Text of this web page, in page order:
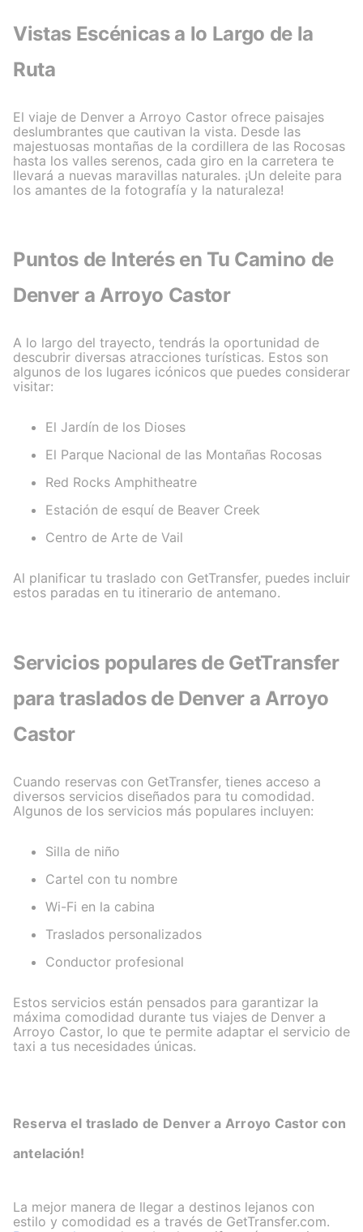
Vistas Escénicas a lo Largo de la
Ruta
El viaje de Denver a Arroyo Castor ofrece paisajes
deslumbrantes que cautivan la vista. Desde las
majestuosas montañas de la cordillera de las Rocosas
hasta los valles serenos, cada giro en la carretera te
llevará a nuevas maravillas naturales. ¡Un deleite para
los amantes de la fotografía y la naturaleza!
Puntos de Interés en Tu Camino de
Denver a Arroyo Castor
A lo largo del trayecto, tendrás la oportunidad de
descubrir diversas atracciones turísticas. Estos son
algunos de los lugares icónicos que puedes considerar
visitar:
El Jardín de los Dioses
El Parque Nacional de las Montañas Rocosas
Red Rocks Amphitheatre
Estación de esquí de Beaver Creek
Centro de Arte de Vail
Al planificar tu traslado con GetTransfer, puedes incluir
estos paradas en tu itinerario de antemano.
Servicios populares de GetTransfer
para traslados de Denver a Arroyo
Castor
Cuando reservas con GetTransfer, tienes acceso a
diversos servicios diseñados para tu comodidad.
Algunos de los servicios más populares incluyen:
Silla de niño
Cartel con tu nombre
Wi-Fi en la cabina
Traslados personalizados
Conductor profesional
Estos servicios están pensados para garantizar la
máxima comodidad durante tus viajes de Denver a
Arroyo Castor, lo que te permite adaptar el servicio de
taxi a tus necesidades únicas.
Reserva el traslado de Denver a Arroyo Castor con
antelación!
La mejor manera de llegar a destinos lejanos con
estilo y comodidad es a través de GetTransfer.com.